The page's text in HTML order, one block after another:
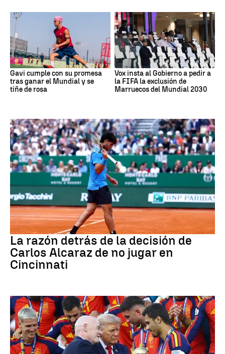
Gavi cumple con su promesa
tras ganar el Mundial y se
tiñe de rosa
Vox insta al Gobierno a pedir a
la FIFA la exclusión de
Marruecos del Mundial 2030
Tenis
La razón detrás de la decisión de
Carlos Alcaraz de no jugar en
Cincinnati